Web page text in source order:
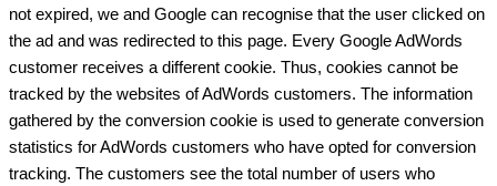
not expired, we and Google can recognise that the user clicked on
the ad and was redirected to this page. Every Google AdWords
customer receives a different cookie. Thus, cookies cannot be
tracked by the websites of AdWords customers. The information
gathered by the conversion cookie is used to generate conversion
statistics for AdWords customers who have opted for conversion
tracking. The customers see the total number of users who